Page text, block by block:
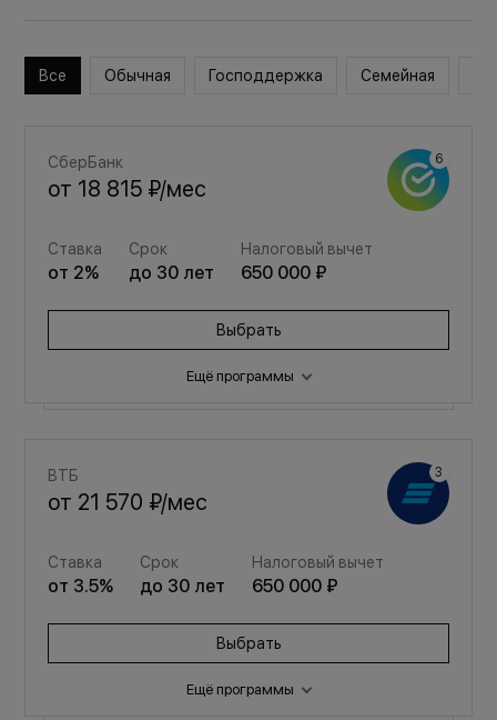
Все Обычная Господдержка Семейная
СберБанк
от 18 815 ₽/мес
Ставка
от 2%
Срок
до 30 лет
Налоговый вычет
650 000 ₽
Выбрать
Ещё программы
от25 194 ₽ /мес
от3.5% до30 650 000 ₽
Выбрать
ВТБ
от 21 570 ₽/мес
Ставка
от 3.5%
Срок
до 30 лет
Налоговый вычет
650 000 ₽
Выбрать
Ещё программы